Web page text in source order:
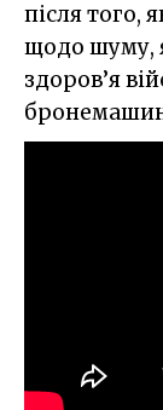
після того,
щодо шуму,
здоров’я